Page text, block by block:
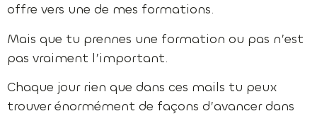
offre vers une de mes formations.
Mais que tu prennes une formation ou pas n’est
pas vraiment l’important.
Chaque jour rien que dans ces mails tu peux
trouver énormément de façons d’avancer dans